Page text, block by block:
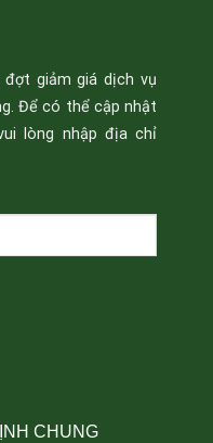
giảm giá dịch vụ
Để có thể cập nhật
lòng nhập địa chỉ
CHUNG